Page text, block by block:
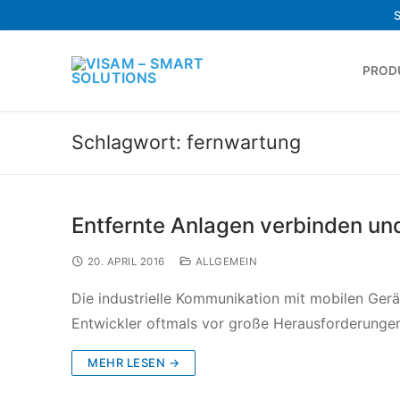
Schlagwort: fernwartung
Entfernte Anlagen verbinden
20. APRIL 2016 ALLGEMEIN
Die industrielle Kommunikation mit mobilen
Entwickler oftmals vor große
MEHR LESEN →